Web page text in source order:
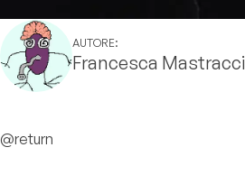
AUTORE:
Francesca Mastracci
@return